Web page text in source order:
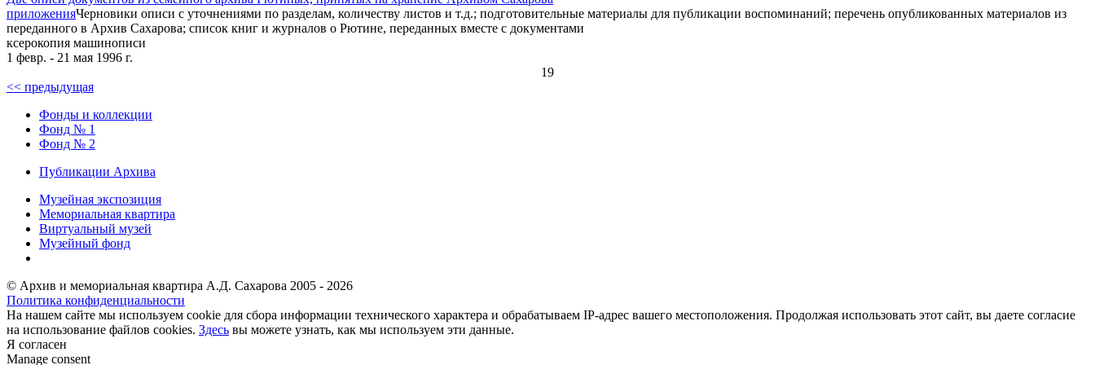
приложенияЧерновики описи с уточнениями по разделам, количеству листов и т.д.; подготовительные материалы для публикации воспоминаний; перечень опубликованных материалов из
переданного в Архив Сахарова; список книг и журналов о Рютине, переданных вместе с документами
ксерокопия машинописи
1 февр. - 21 мая 1996 г.
19
<< предыдущая
Фонды и коллекции
Фонд № 1
Фонд № 2
Публикации Архива
Музейная экспозиция
Мемориальная квартира
Виртуальный музей
Музейный фонд
© Архив и мемориальная квартира А.Д. Сахарова 2005 - 2026
Политика конфиденциальности
На нашем сайте мы используем cookie для сбора информации технического характера и обрабатываем IP-адрес вашего местоположения. Продолжая использовать этот сайт, вы даете согласие
на использование файлов cookies. Здесь вы можете узнать, как мы используем эти данные.
Я согласен
Manage consent